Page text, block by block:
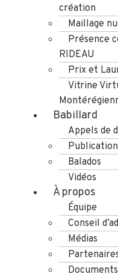
création
Maillage
Présence
RIDEAU
Prix et
Vitrine
Babillard
Appels de
Balados
Vidéos
À propos
Équipe
Conseil
Médias
Documents